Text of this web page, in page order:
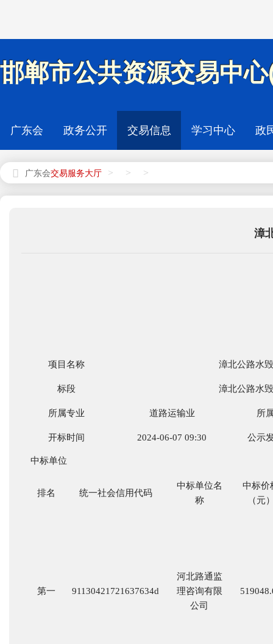
邯郸市公共资源交易中
广东会 政务公开 交易信息 学习中心 政
广东会 > > >
漳
项目名称 漳北公路水
标段 漳北公路水
所属专业 道路运输业 所
开标时间 2024-06-07 09:30 公示
中标单位
排名 统一社会信用代码
中标单位名
称
中标价
（元
第一 91130421721637634d
河北路通监
理咨询有限
公司